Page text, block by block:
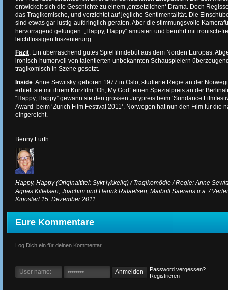
entwickelt sich die Geschichte zu einem ‚entsetzlichen‘ Drama. Doch
das Tragikomische, und verzichtet auf jegliche Sentimentalität. Die
sind etwas gar lustig-aufdringlich geraten. Aber die stimmungsvolle
hervorragend gelungen. „Happy, Happy“ amüsiert und berührt mit ironisch-
leichtfüssigen Inszenierung.
Fazit: Ein überraschend gutes Spielfilmdebüt aus dem Norden Europas.
ironisch-humorvoll von talentierten unbekannten Schauspielern
tragikomisch in Szene gesetzt.
Inside: Anne Sewitsky. geboren 1977 in Oslo, studierte Regie an der
erhielt sie mit ihrem Kurzfilm “Oh, My God” einen Spezialpreis an der
“Happy, Happy” gewann sie den grossen Jurypreis beim ‘Sundance
Award’ beim ‘Zurich Film Festival 2011’. Norwegen hat nun den Film für die
eingereicht.
Benny Furth
Happy, Happy (Originaltitel: Sykt lykkelig) / Tragikomödie / Regie: Anne
Agnes Kittelsen, Joachim und Henrik Rafaelsen, Maibritt Saerens u.a. /
Kinostart 15. Dezember 2011
Eure Kommentare
Log Dich ein für deinen Kommentar
Password vergessen?
Registrieren